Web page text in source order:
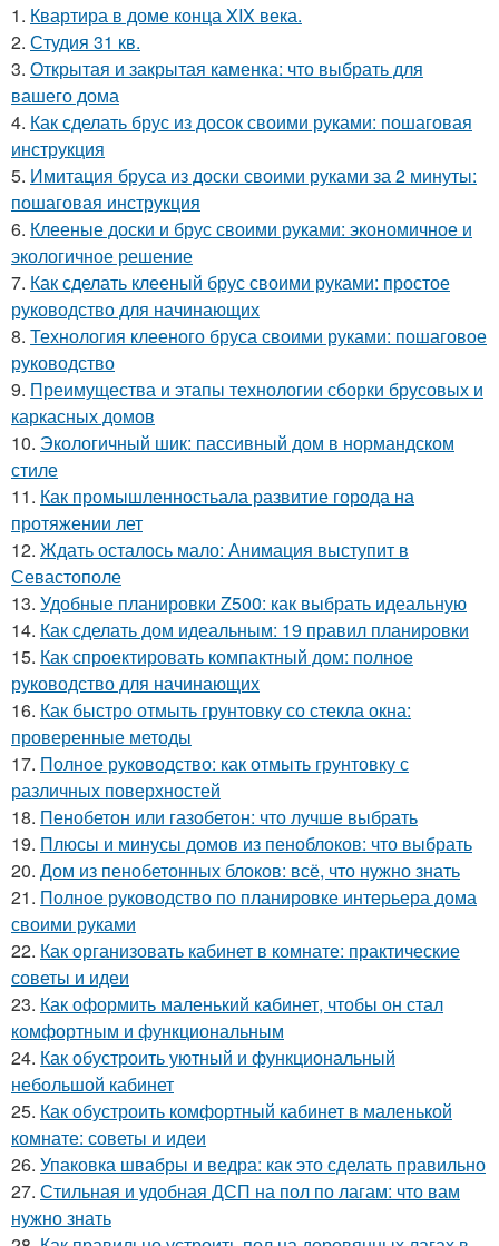
1. Квартира в доме конца XIX века.
2. Студия 31 кв.
3. Открытая и закрытая каменка: что выбрать для
вашего дома
4. Как сделать брус из досок своими руками: пошаговая
инструкция
5. Имитация бруса из доски своими руками за 2 минуты:
пошаговая инструкция
6. Клееные доски и брус своими руками: экономичное и
экологичное решение
7. Как сделать клееный брус своими руками: простое
руководство для начинающих
8. Технология клееного бруса своими руками: пошаговое
руководство
9. Преимущества и этапы технологии сборки брусовых и
каркасных домов
10. Экологичный шик: пассивный дом в нормандском
стиле
11. Как промышленностьала развитие города на
протяжении лет
12. Ждать осталось мало: Анимация выступит в
Севастополе
13. Удобные планировки Z500: как выбрать идеальную
14. Как сделать дом идеальным: 19 правил планировки
15. Как спроектировать компактный дом: полное
руководство для начинающих
16. Как быстро отмыть грунтовку со стекла окна:
проверенные методы
17. Полное руководство: как отмыть грунтовку с
различных поверхностей
18. Пенобетон или газобетон: что лучше выбрать
19. Плюсы и минусы домов из пеноблоков: что выбрать
20. Дом из пенобетонных блоков: всё, что нужно знать
21. Полное руководство по планировке интерьера дома
своими руками
22. Как организовать кабинет в комнате: практические
советы и идеи
23. Как оформить маленький кабинет, чтобы он стал
комфортным и функциональным
24. Как обустроить уютный и функциональный
небольшой кабинет
25. Как обустроить комфортный кабинет в маленькой
комнате: советы и идеи
26. Упаковка швабры и ведра: как это сделать правильно
27. Стильная и удобная ДСП на пол по лагам: что вам
нужно знать